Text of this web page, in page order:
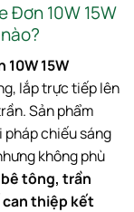
Đơn 10W 15W
15W
lắp trực tiếp lên
Sản phẩm
chiếu sáng
không phù
tông, trần
thiệp kết